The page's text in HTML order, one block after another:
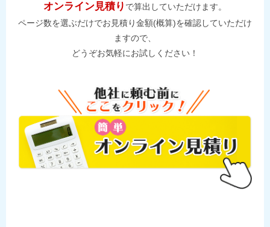
オンライン見積り で算出していただけます。
ページ数を選ぶだけでお見積り金額(概算)を確認していただけ
ますので、
どうぞお気軽にお試しください！